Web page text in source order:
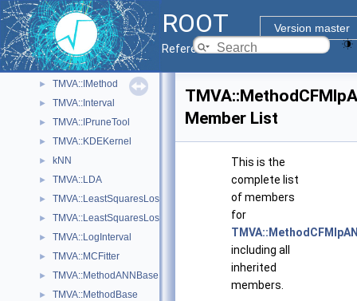
ROOT
Version master
Reference Guide
► TMVA::HuberLossFunctionBDT
► TMVA::HyperParameterOptimisation
► TMVA::HyperParameterOptimisationResult
► TMVA::IFitterTarget
► TMVA::IMethod
► TMVA::Interval
► TMVA::IPruneTool
► TMVA::KDEKernel
► kNN
► TMVA::LDA
► TMVA::LeastSquaresLossFunction
► TMVA::LeastSquaresLossFunctionBDT
► TMVA::LogInterval
► TMVA::MCFitter
► TMVA::MethodANNBase
► TMVA::MethodBase
Member List
This is the
complete list
of members
for
including all
inherited
members.